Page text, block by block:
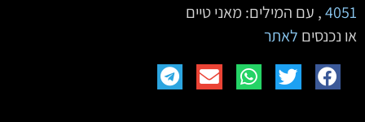
4051‏‏ ‏‏‏‏‏, עם המילים: מאני טיים
או נכנסים לאתר